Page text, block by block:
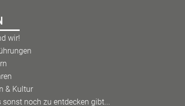
wir!
& Kultur
sonst noch zu entdecken gibt...